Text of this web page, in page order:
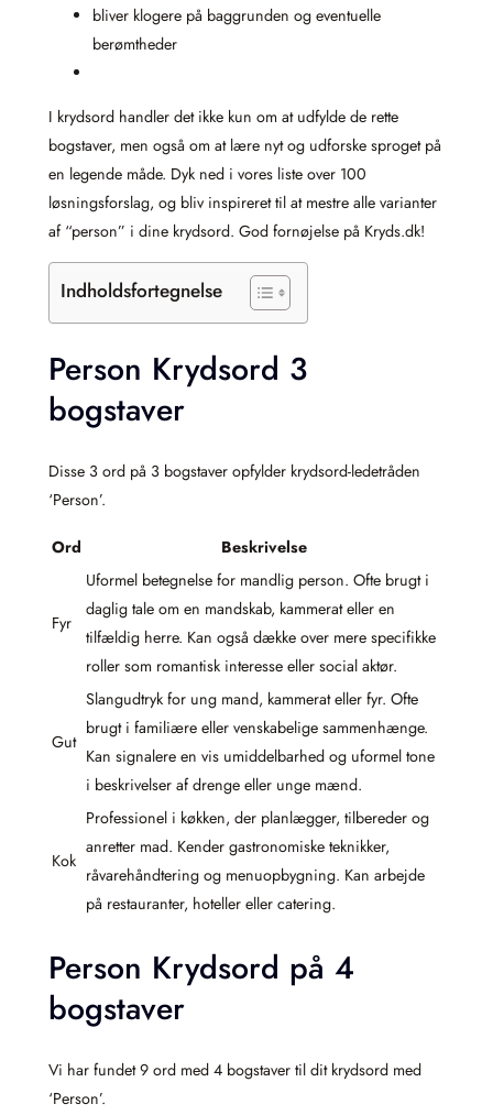
bliver klogere på baggrunden og eventuelle
berømtheder
I krydsord handler det ikke kun om at udfylde de rette
bogstaver, men også om at lære nyt og udforske sproget på
en legende måde. Dyk ned i vores liste over 100
løsningsforslag, og bliv inspireret til at mestre alle varianter
af “person” i dine krydsord. God fornøjelse på Kryds.dk!
Indholdsfortegnelse
Person Krydsord 3
bogstaver
Disse 3 ord på 3 bogstaver opfylder krydsord-ledetråden
‘Person’.
Ord Beskrivelse
Fyr
Uformel betegnelse for mandlig person. Ofte brugt i
daglig tale om en mandskab, kammerat eller en
tilfældig herre. Kan også dække over mere specifikke
roller som romantisk interesse eller social aktør.
Gut
Slangudtryk for ung mand, kammerat eller fyr. Ofte
brugt i familiære eller venskabelige sammenhænge.
Kan signalere en vis umiddelbarhed og uformel tone
i beskrivelser af drenge eller unge mænd.
Kok
Professionel i køkken, der planlægger, tilbereder og
anretter mad. Kender gastronomiske teknikker,
råvarehåndtering og menuopbygning. Kan arbejde
på restauranter, hoteller eller catering.
Person Krydsord på 4
bogstaver
Vi har fundet 9 ord med 4 bogstaver til dit krydsord med
‘Person’.